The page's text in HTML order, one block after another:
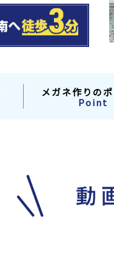
メガネ作りの
Point